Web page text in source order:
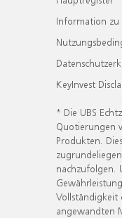
Information zu
KeyInvest
* Die UBS
Quotierungen
Produkten.
nachzufolgen.
Vollständigkeit
angewandten